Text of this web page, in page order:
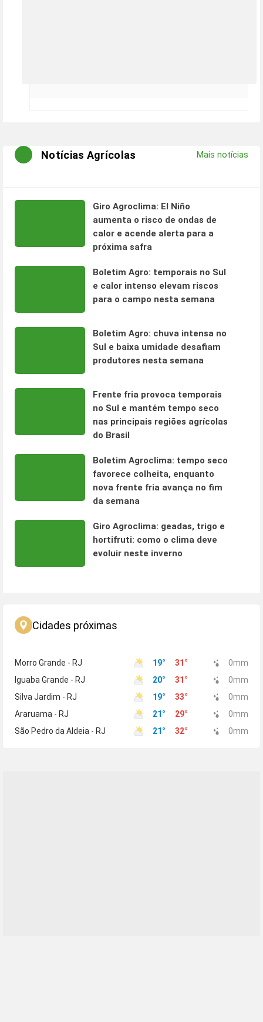
Notícias Agrícolas Mais notícias
Giro Agroclima: El Niño
aumenta o risco de ondas de
calor e acende alerta para a
próxima safra
Boletim Agro: temporais no Sul
e calor intenso elevam riscos
para o campo nesta semana
Boletim Agro: chuva intensa no
Sul e baixa umidade desafiam
produtores nesta semana
Frente fria provoca temporais
no Sul e mantém tempo seco
nas principais regiões agrícolas
do Brasil
Boletim Agroclima: tempo seco
favorece colheita, enquanto
nova frente fria avança no fim
da semana
Giro Agroclima: geadas, trigo e
hortifruti: como o clima deve
evoluir neste inverno
Cidades próximas
Morro Grande - RJ 19° 31 ° 0mm
Iguaba Grande - RJ
20° 31 ° 0mm
Silva Jardim - RJ
19° 33° 0mm
Araruama - RJ
21° 29° 0mm
São Pedro da Aldeia - RJ
21° 32° 0mm